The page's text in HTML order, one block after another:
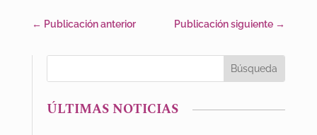
← Publicación anterior Publicación siguiente →
ÚLTIMAS NOTICIAS